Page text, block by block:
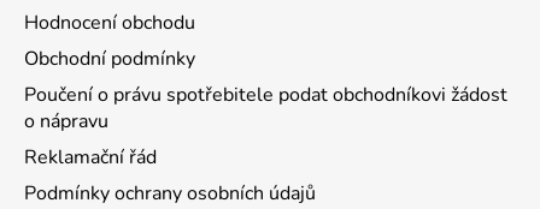
Hodnocení obchodu
Obchodní podmínky
Poučení o právu spotřebitele podat obchodníkovi žádost
o nápravu
Reklamační řád
Podmínky ochrany osobních údajů